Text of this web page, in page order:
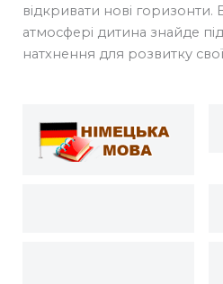
відкривати нові горизонти.
атмосфері дитина знайде
натхнення для розвитку